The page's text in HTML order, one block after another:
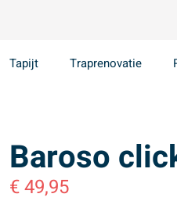
Tapijt Traprenovatie
Baroso
€49,95